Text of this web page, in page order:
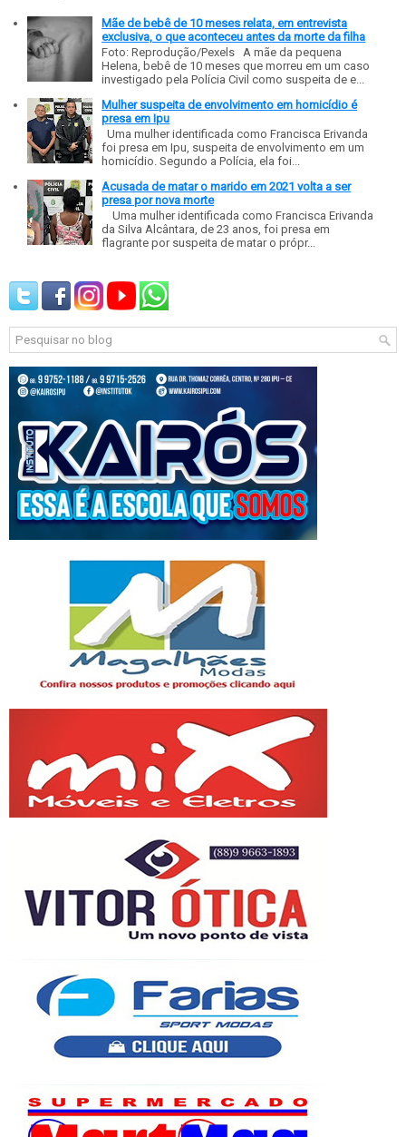
Mãe de bebê de 10 meses relata, em entrevista
exclusiva, o que aconteceu antes da morte da filha
Foto: Reprodução/Pexels A mãe da pequena
Helena, bebê de 10 meses que morreu em um caso
investigado pela Polícia Civil como suspeita de e...
Mulher suspeita de envolvimento em homicídio é
presa em Ipu
Uma mulher identificada como Francisca Erivanda
foi presa em Ipu, suspeita de envolvimento em um
homicídio. Segundo a Polícia, ela foi...
Acusada de matar o marido em 2021 volta a ser
presa por nova morte
Uma mulher identificada como Francisca Erivanda
da Silva Alcântara, de 23 anos, foi presa em
flagrante por suspeita de matar o própr...